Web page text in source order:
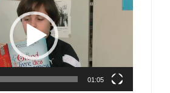
01:05